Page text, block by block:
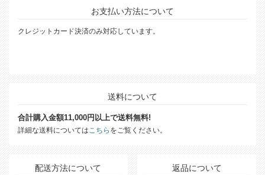
お支払い方法について
クレジットカード決済のみ対応しています。
送料について
合計購入金額11,000円以上で送料無料!
詳細な送料についてはこちら をご覧ください。
配送方法について 返品について